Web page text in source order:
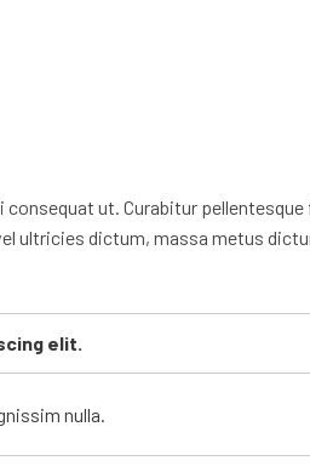
ut. Curabitur pellentesque
ultricies dictum, massa metus
elit.
nulla.